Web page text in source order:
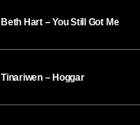
Beth Hart – You Still Got Me
Tinariwen – Hoggar